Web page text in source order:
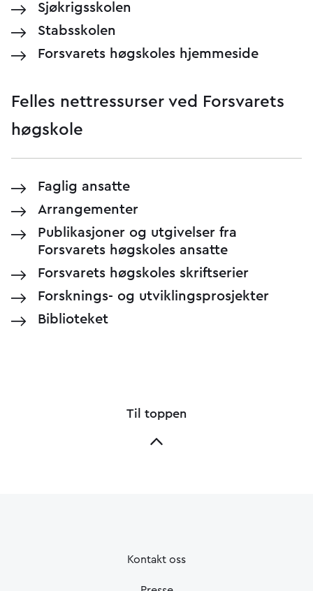
Sjøkrigsskolen
Stabsskolen
Forsvarets høgskoles hjemmeside
Felles nettressurser ved Forsvarets
høgskole
Faglig ansatte
Arrangementer
Publikasjoner og utgivelser fra
Forsvarets høgskoles ansatte
Forsvarets høgskoles skriftserier
Forsknings- og utviklingsprosjekter
Biblioteket
Til toppen
Kontakt oss